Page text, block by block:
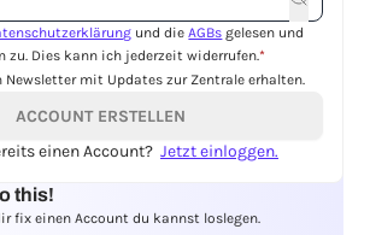
this!
fix einen Account du kannst loslegen.
und dieAGBs gelesen und
zu. Dies kann ich jederzeit widerrufen.*
Newsletter mit Updates zur Zentrale erhalten.
ACCOUNT ERSTELLEN
einen Account? Jetzt einloggen.